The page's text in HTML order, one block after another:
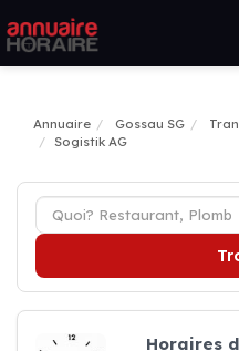
Annuaire Gossau SG
Sogistik AG
Horaires